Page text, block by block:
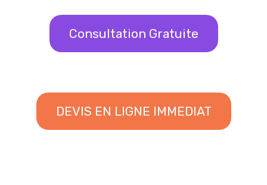
Consultation Gratuite
DEVIS EN LIGNE IMMEDIAT